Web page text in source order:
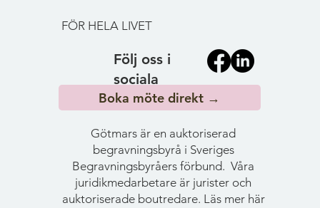
Följ oss i
sociala
medier!
Götmars är en auktoriserad
begravningsbyrå i Sveriges
Begravningsbyråers förbund. Våra
juridikmedarbetare är jurister och
auktoriserade boutredare. Läs mer här
FÖR HELA LIVET
Boka möte direkt →